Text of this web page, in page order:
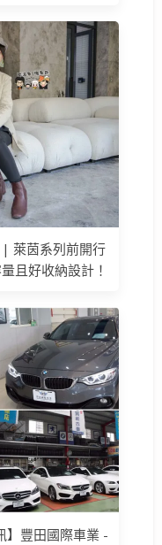
| 萊茵系列前開行
且好收納設計！
】豐田國際車業 -